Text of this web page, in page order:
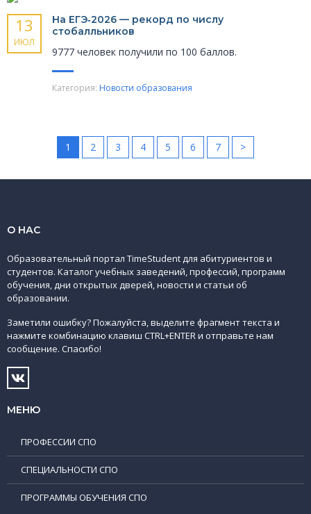
13
ИЮЛ
На ЕГЭ‑2026 — рекорд по числу
стобалльников
9777 человек получили по 100 баллов.
Категория: Новости образования
1 2 3 4 5 6 7 >
О НАС
Образовательный портал TimeStudent для абитуриентов и
студентов. Каталог учебных заведений, профессий, программ
обучения, дни открытых дверей, новости и статьи об
образовании.
Заметили ошибку? Пожалуйста, выделите фрагмент текста и
нажмите комбинацию клавиш CTRL+ENTER и отправьте нам
сообщение. Спасибо!
МЕНЮ
ПРОФЕССИИ СПО
СПЕЦИАЛЬНОСТИ СПО
ПРОГРАММЫ ОБУЧЕНИЯ СПО